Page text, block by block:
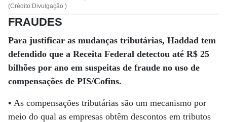
(Crédito:Divulgação )
FRAUDES
Para justificar as mudanças tributárias, Haddad tem
defendido que a Receita Federal detectou até R$ 25
bilhões por ano em suspeitas de fraude no uso de
compensações de PIS/Cofins.
• As compensações tributárias são um mecanismo por
meio do qual as empresas obtêm descontos em tributos